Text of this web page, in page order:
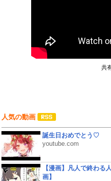
共
人気の動画
誕生日おめでとう♡
youtube.com
【漫画】凡人で終わる
画】